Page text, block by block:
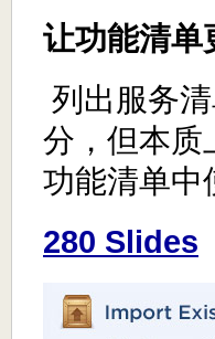
让功能清单
列出服务
分，但本质
功能清单中
280 Slides